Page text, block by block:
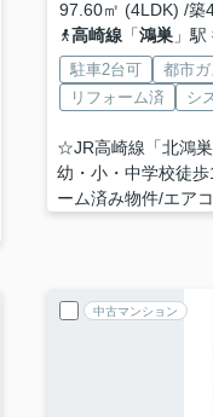
97.60㎡ (4LDK) /築
高崎線「鴻巣」駅
駐車2台可 都市ガ
リフォーム済
シ
☆JR高崎線「北鴻
幼・小・中学校徒
ーム済み物件/エア
中古マンション